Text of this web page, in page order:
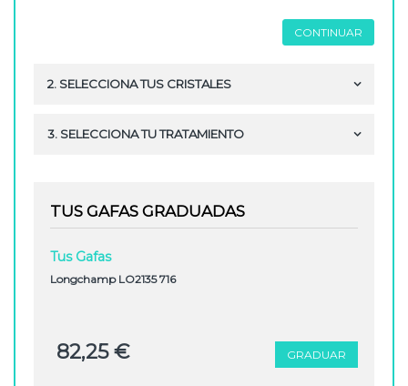
CONTINUAR
2. SELECCIONA TUS CRISTALES
3. SELECCIONA TU TRATAMIENTO
TUS GAFAS GRADUADAS
Tus Gafas
Longchamp LO2135 716
82,25 €